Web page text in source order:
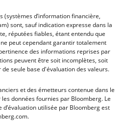
(systèmes d’information financière,
sont, sauf indication expresse dans la
réputées fiables, étant entendu que
peut cependant garantir totalement
des informations reprises par
peuvent être soit incomplètes, soit
seule base d'évaluation des valeurs.
et des émetteurs contenue dans le
données fournies par Bloomberg. Le
utilisée par Bloomberg est